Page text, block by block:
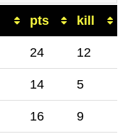
pts kill
24 12
14 5
16 9